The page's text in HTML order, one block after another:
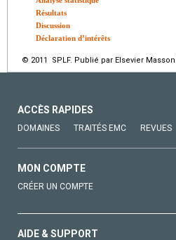
Résultats
Discussion
Déclaration d’intérêts
© 2011 SPLF. Publié par Elsevier
ACCÈS RAPIDES
DOMAINES TRAITÉS EMC REVUES
MON COMPTE
CRÉER UN COMPTE
AIDE & SUPPORT